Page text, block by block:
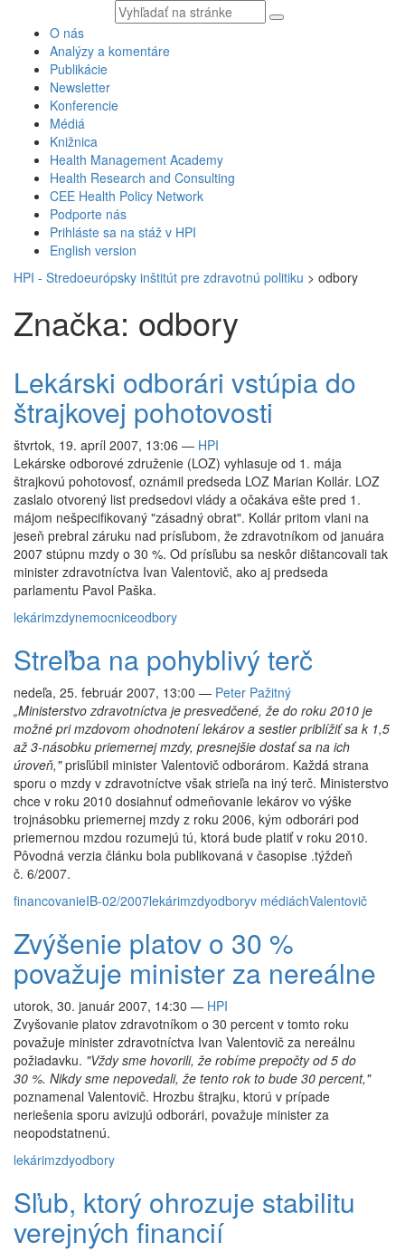
Vyhľadávaný
text
O nás
Analýzy a komentáre
Publikácie
Newsletter
Konferencie
Médiá
Knižnica
Health Management Academy
Health Research and Consulting
CEE Health Policy Network
Podporte nás
Prihláste sa na stáž v HPI
English version
HPI - Stredoeurópsky inštitút pre zdravotnú politiku > odbory
Značka: odbory
Lekárski odborári vstúpia do
štrajkovej pohotovosti
štvrtok, 19. apríl 2007, 13:06 — HPI
Lekárske odborové združenie (LOZ) vyhlasuje od 1. mája
štrajkovú pohotovosť, oznámil predseda LOZ Marian Kollár. LOZ
zaslalo otvorený list predsedovi vlády a očakáva ešte pred 1.
májom nešpecifikovaný "zásadný obrat". Kollár pritom vlani na
jeseň prebral záruku nad prísľubom, že zdravotníkom od januára
2007 stúpnu mzdy o 30 %. Od prísľubu sa neskôr dištancovali tak
minister zdravotníctva Ivan Valentovič, ako aj predseda
parlamentu Pavol Paška.
lekárimzdynemocniceodbory
Streľba na pohyblivý terč
nedeľa, 25. február 2007, 13:00 — Peter Pažitný
„Ministerstvo zdravotníctva je presvedčené, že do roku 2010 je
možné pri mzdovom ohodnotení lekárov a sestier priblížiť sa k 1,5
až 3-násobku priemernej mzdy, presnejšie dostať sa na ich
úroveň,"prisľúbil minister Valentovič odborárom. Každá strana
sporu o mzdy v zdravotníctve však strieľa na iný terč. Ministerstvo
chce v roku 2010 dosiahnuť odmeňovanie lekárov vo výške
trojnásobku priemernej mzdy z roku 2006, kým odborári pod
priemernou mzdou rozumejú tú, ktorá bude platiť v roku 2010.
Pôvodná verzia článku bola publikovaná v časopise .týždeň
č. 6/2007.
financovanieIB-02/2007lekárimzdyodboryv médiáchValentovič
Zvýšenie platov o 30 %
považuje minister za nereálne
utorok, 30. január 2007, 14:30 — HPI
Zvyšovanie platov zdravotníkom o 30 percent v tomto roku
považuje minister zdravotníctva Ivan Valentovič za nereálnu
požiadavku. "Vždy sme hovorili, že robíme prepočty od 5 do
30 %. Nikdy sme nepovedali, že tento rok to bude 30 percent,"
poznamenal Valentovič. Hrozbu štrajku, ktorú v prípade
neriešenia sporu avizujú odborári, považuje minister za
neopodstatnenú.
lekárimzdyodbory
Sľub, ktorý ohrozuje stabilitu
verejných financií